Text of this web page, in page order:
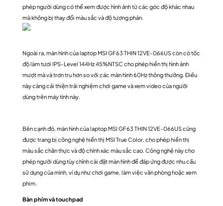
phép người dùng có thể xem được hình ảnh từ các góc độ khác nhau
mà không bị thay đổi màu sắc và độ tương phản.
Ngoài ra, màn hình của laptop MSI GF63 THIN 12VE-066US còn có tốc
độ làm tươi IPS-Level 144Hz 45%NTSC cho phép hiển thị hình ảnh
mượt mà và trơn tru hơn so với các màn hình 60Hz thông thường. Điều
này càng cải thiện trải nghiệm chơi game và xem video của người
dùng trên máy tính này.
Bên cạnh đó, màn hình của laptop MSI GF63 THIN 12VE-066US cũng
được trang bị công nghệ hiển thị MSI True Color, cho phép hiển thị
màu sắc chân thực và độ chính xác màu sắc cao. Công nghệ này cho
phép người dùng tùy chỉnh cài đặt màn hình để đáp ứng được nhu cầu
sử dụng của mình, ví dụ như chơi game, làm việc văn phòng hoặc xem
phim.
Bàn phím và touchpad